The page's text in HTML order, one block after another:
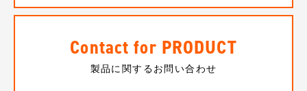
Contact for PRODUCT
製品に関するお問い合わせ